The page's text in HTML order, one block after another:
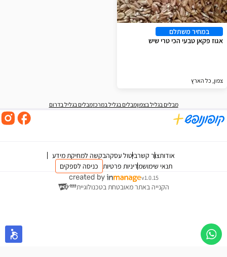
במחיר משתלם
אגוז פקאן טבעי הכי טרי שיש
צפון, כל הארץ
מבלים בגליל בצפוןמבלים בגליל במרכזמבלים בגליל בדרום
אודותצור קשרביטול עסקהבקשה למחיקת מידע
תנאי שימושמדיניות פרטיות כניסה לספקים
v1.0.15
הקנייה באתר מאובטחת בטכנולוגיית